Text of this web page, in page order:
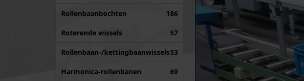
Rollenbaanbochten 186
Roterende wissels 57
Rollenbaan-/kettingbaanwissels53
Harmonica-rollenbanen 69